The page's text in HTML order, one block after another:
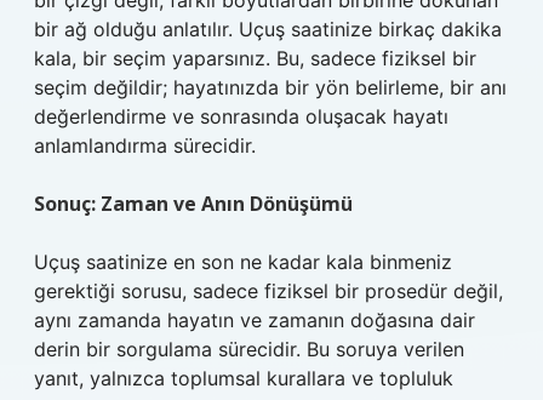
bir ağ olduğu anlatılır. Uçuş saatinize birkaç dakika
kala, bir seçim yaparsınız. Bu, sadece fiziksel bir
seçim değildir; hayatınızda bir yön belirleme, bir anı
değerlendirme ve sonrasında oluşacak hayatı
anlamlandırma sürecidir.
Sonuç: Zaman ve Anın Dönüşümü
Uçuş saatinize en son ne kadar kala binmeniz
gerektiği sorusu, sadece fiziksel bir prosedür değil,
aynı zamanda hayatın ve zamanın doğasına dair
derin bir sorgulama sürecidir. Bu soruya verilen
yanıt, yalnızca toplumsal kurallara ve topluluk